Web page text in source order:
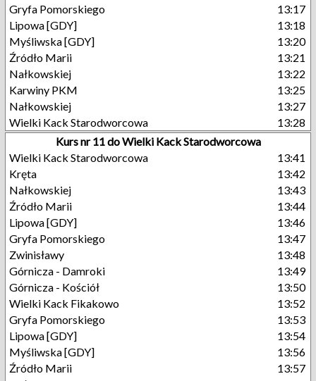
Gryfa Pomorskiego
13:17
Lipowa [GDY]
13:18
Myśliwska [GDY]
13:20
Źródło Marii
13:21
Nałkowskiej
13:22
Karwiny PKM
13:25
Nałkowskiej
13:27
Wielki Kack Starodworcowa
13:28
Kurs nr 11 do Wielki Kack Starodworcowa
Wielki Kack Starodworcowa
13:41
Kręta
13:42
Nałkowskiej
13:43
Źródło Marii
13:44
Lipowa [GDY]
13:46
Gryfa Pomorskiego
13:47
Zwinisławy
13:48
Górnicza - Damroki
13:49
Górnicza - Kościół
13:50
Wielki Kack Fikakowo
13:52
Gryfa Pomorskiego
13:53
Lipowa [GDY]
13:54
Myśliwska [GDY]
13:56
Źródło Marii
13:57